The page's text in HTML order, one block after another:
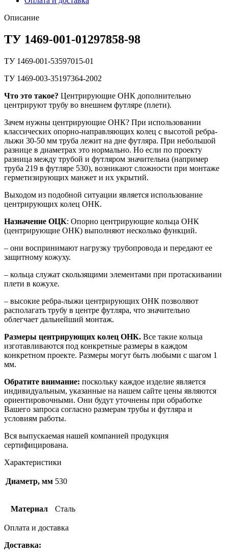
Описание
ТУ 1469-001-01297858-98
ТУ 1469-001-53597015-01
ТУ 1469-003-35197364-2002
Что это такое? Центрирующие ОНК дополнительно
центрируют трубу во внешнем футляре (плети).
Зачем нужны центрирующие ОНК? При использовании
классических опорно-направляющих колец с высотой ребра-
лыжи 30-50 мм труба лежит на дне футляра. При небольшой
разнице в диаметрах это нормально. Но если по проекту
разница между трубой и футляром значительна (например
труба 219 в футляре 530), возникают сложности при монтаже
герметизирующих манжет и их укрытий.
Выходом из подобной ситуации является использование
центрирующих колец ОНК.
Назначение ОЦК: Опорно центрирующие кольца ОНК
(центрирующие ОНК) выполняют несколько функций.
– они воспринимают нагрузку трубопровода и передают ее
защитному кожуху.
– кольца служат скользящими элементами при протаскивании
плети в кожухе.
– высокие ребра-лыжи центрирующих ОНК позволяют
располагать трубу в центре футляра, что значительно
облегчает дальнейший монтаж.
Размеры центрирующих колец ОНК. Все такие кольца
изготавливаются под конкретные размеры в каждом
конкретном проекте. Размеры могут быть любыми с шагом 1
мм.
Обратите внимание: поскольку каждое изделие является
индивидуальным, указанные на нашем сайте цены являются
ориентировочными. Они будут уточнены при обработке
Вашего запроса согласно размерам трубы и футляра и
условиям работы.
Вся выпускаемая нашей компанией продукция
сертифицирована.
Характеристики
Диаметр, мм 530
Материал Сталь
Оплата и доставка
Доставка: